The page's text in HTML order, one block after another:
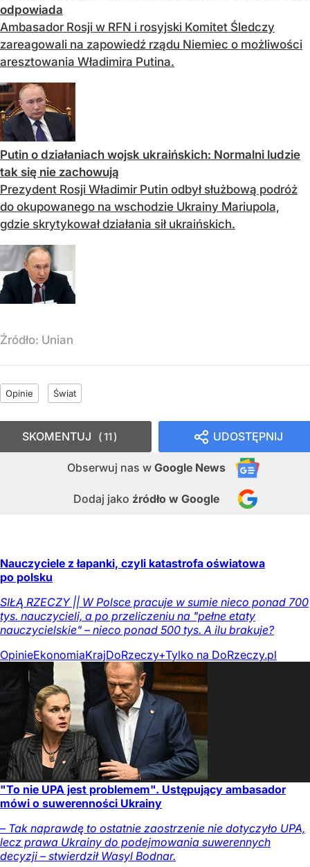
odpowiada
Ambasador Rosji w RFN i rosyjski Komitet Śledczy
zareagowali na zapowiedź rządu Niemiec o możliwości
aresztowania Władimira Putina.
Putin o działaniach wojsk ukraińskich: Normalni ludzie
tak się nie zachowują
Prezydent Rosji Władimir Putin odbył służbową podróż
do okupowanego na wschodzie Ukrainy Mariupola,
gdzie skrytykował działania sił ukraińskich.
Źródło: Unian
Opinie Świat
UDOSTĘPNIJ
Obserwuj nas w Google News
Dodaj jako źródło w Google
SKOMENTUJ 11
Nauczyciele z łapanki, czyli katastrofa oświatowa
po polsku
SIŁĄ RZECZY || W Polsce pracuje w sumie nieco ponad 700
tys. nauczycieli, a po przeliczeniu na "pełne etaty
nauczycielskie" – nieco ponad 500 tys. A ilu brakuje?
OpinieEkonomiaKrajDoRzeczy+Tylko na DoRzeczy.pl
"To nie UPA jest problemem". Ustępujący ambasador
mówi o suwerenności Ukrainy
– Tak naprawdę to ostatnie zaostrzenie nie dotyczyło UPA,
lecz prawa Ukrainy do podejmowania suwerennych
decyzji – stwierdził Wasyl Bodnar.